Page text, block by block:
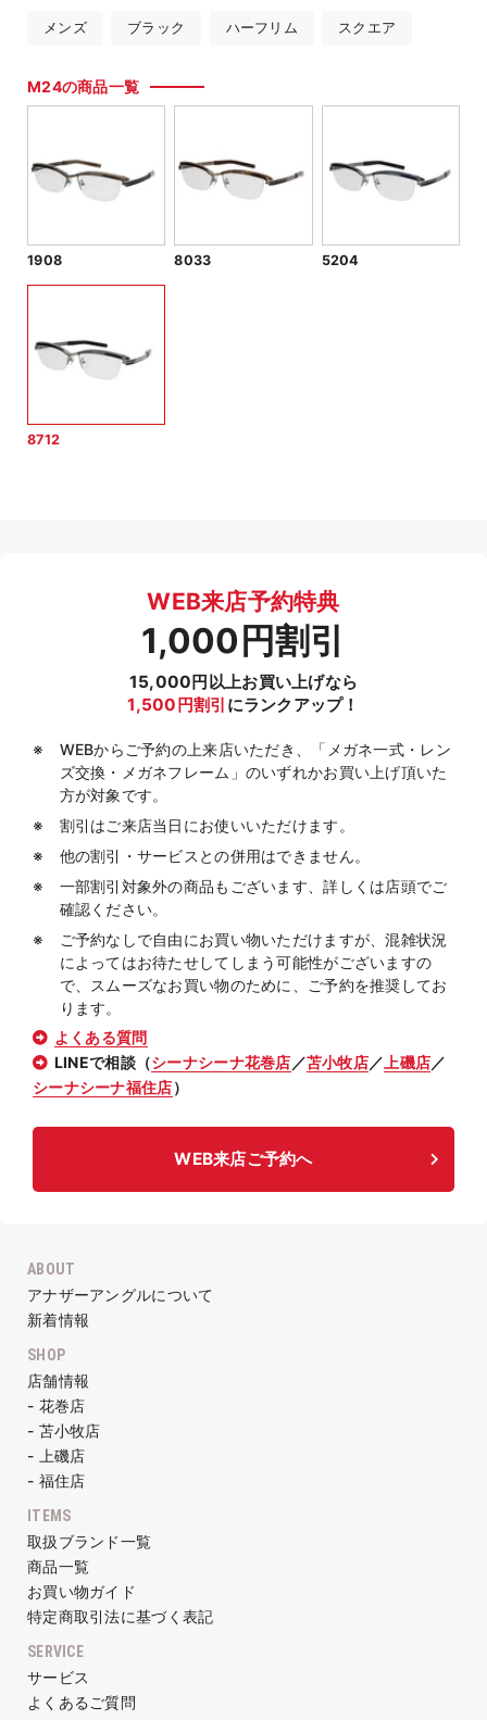
メンズ ブラック ハーフリム スクエア
M24の商品一覧
1908 8033 5204
8712
WEB来店予約特典
1,000円割引
15,000円以上お買い上げなら
1,500円割引 にランクアップ！
WEBからご予約の上来店いただき、「メガネ一式・レン
ズ交換・メガネフレーム」のいずれかお買い上げ頂いた
方が対象です。
割引はご来店当日にお使いいただけます。
他の割引・サービスとの併用はできません。
一部割引対象外の商品もございます、詳しくは店頭でご
確認ください。
ご予約なしで自由にお買い物いただけますが、混雑状況
によってはお待たせしてしまう可能性がございますの
で、スムーズなお買い物のために、ご予約を推奨してお
ります。
よくある質問
LINEで相談（シーナシーナ花巻店 ／苫小牧店／ 上磯店／
シーナシーナ福住店）
WEB来店ご予約へ
ABOUT
アナザーアングルについて
新着情報
SHOP
店舗情報
- 花巻店
- 苫小牧店
- 上磯店
- 福住店
ITEMS
取扱ブランド一覧
商品一覧
お買い物ガイド
特定商取引法に基づく表記
SERVICE
サービス
よくあるご質問